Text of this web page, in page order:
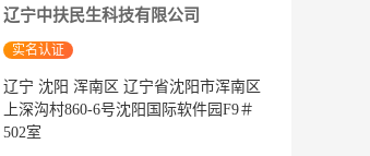
辽宁中扶民生科技有限公司
实名认证
辽宁 沈阳 浑南区 辽宁省沈阳市浑南区
上深沟村860-6号沈阳国际软件园F9＃
502室